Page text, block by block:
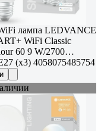
лампа LEDVANCE
WiFi Classic
60 9 W/2700…
(x3) 4058075485754